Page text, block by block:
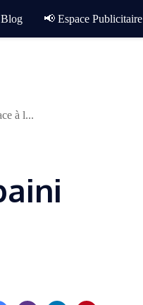
Blog 📢 Espace Publicitaire
à l...